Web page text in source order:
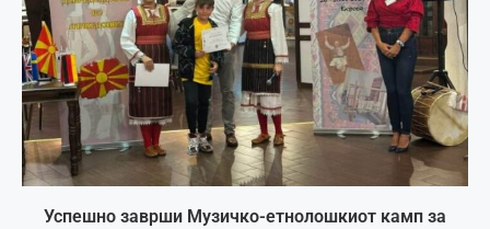
Успешно заврши Музичко-етнолошкиот камп за